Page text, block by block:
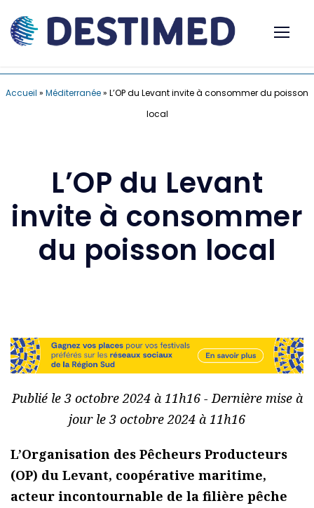
Accueil » Méditerranée» L’OP du Levant invite à consommer du poisson
local
L’OP du Levant
invite à consommer
du poisson local
Publié le 3 octobre 2024 à 11h16 - Dernière mise à
jour le 3 octobre 2024 à 11h16
L’Organisation des Pêcheurs Producteurs
(OP) du Levant, coopérative maritime,
acteur incontournable de la filière pêche